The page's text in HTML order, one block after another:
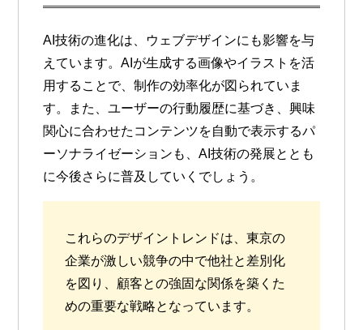
AI技術の進化は、ウェブデザインにも影響を与
えています。AIが生成する画像やイラストを活
用することで、制作の効率化が図られていま
す。また、ユーザーの行動履歴に基づき、興味
関心に合わせたコンテンツを自動で表示するパ
ーソナライゼーション も、AI技術の発展ととも
に今後さらに普及していくでしょう。
これらのデザイントレンドは、東京の
企業が激しい競争の中で他社と差別化
を図り、顧客との強固な関係を築くた
めの重要な戦略となっています。